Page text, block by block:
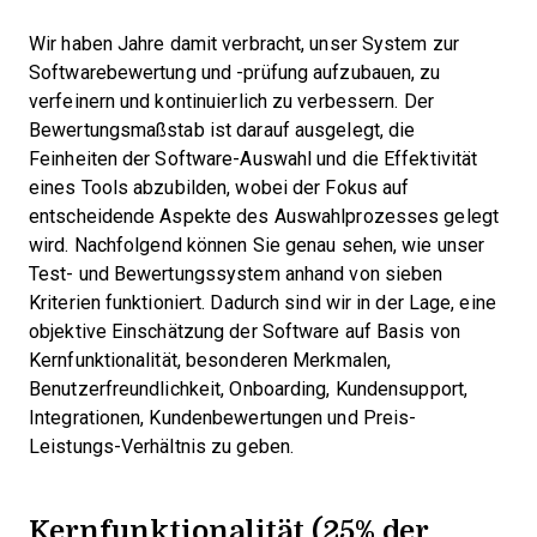
Wir haben Jahre damit verbracht, unser System zur
Softwarebewertung und -prüfung aufzubauen, zu
verfeinern und kontinuierlich zu verbessern. Der
Bewertungsmaßstab ist darauf ausgelegt, die
Feinheiten der Software-Auswahl und die Effektivität
eines Tools abzubilden, wobei der Fokus auf
entscheidende Aspekte des Auswahlprozesses gelegt
wird. Nachfolgend können Sie genau sehen, wie unser
Test- und Bewertungssystem anhand von sieben
Kriterien funktioniert. Dadurch sind wir in der Lage, eine
objektive Einschätzung der Software auf Basis von
Kernfunktionalität, besonderen Merkmalen,
Benutzerfreundlichkeit, Onboarding, Kundensupport,
Integrationen, Kundenbewertungen und Preis-
Leistungs-Verhältnis zu geben.